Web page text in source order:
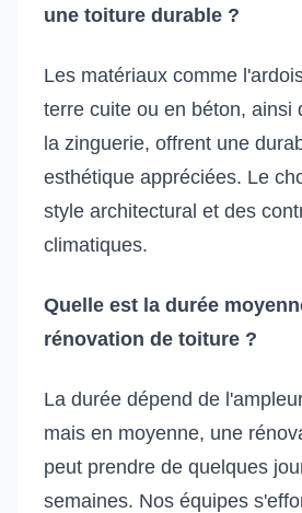
une toiture durable ?
Les matériaux comme
terre cuite ou en béton, ainsi
la zinguerie, offrent une
esthétique appréciées. Le
style architectural et des
climatiques.
Quelle est la durée
rénovation de toiture ?
La durée dépend de
mais en moyenne, une
peut prendre de quelques
semaines. Nos équipes